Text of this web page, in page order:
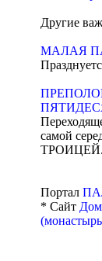
Другие
МАЛАЯ
самой
ТРОИЦЕЙ.
Портал
* Сайт